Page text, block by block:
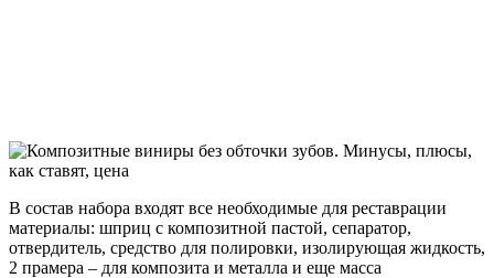
В состав набора входят все необходимые для реставрации
материалы: шприц с композитной пастой, сепаратор,
отвердитель, средство для полировки, изолирующая жидкость,
2 прамера – для композита и металла и еще масса